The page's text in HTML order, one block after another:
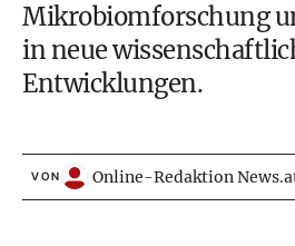
Mikrobiomforschung
in neue
Entwicklungen.
VON Online-Redaktion